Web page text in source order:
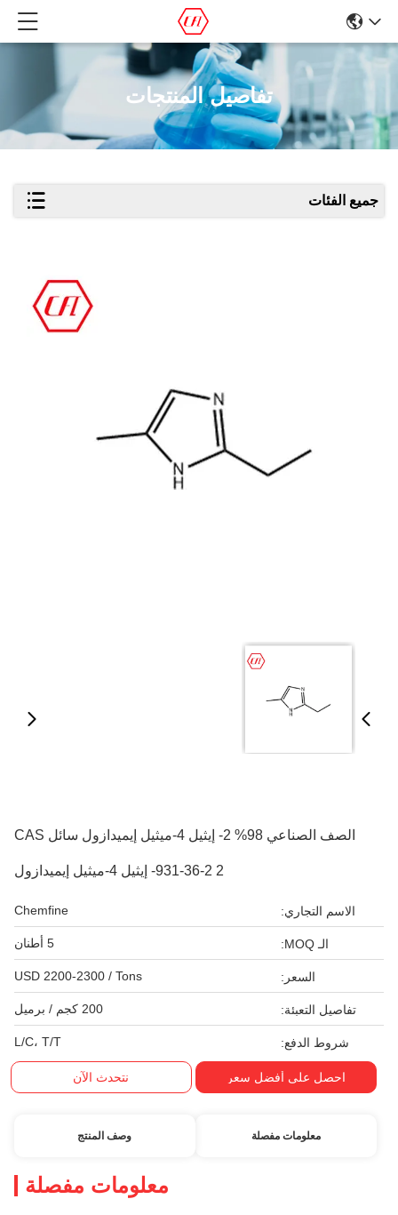
تفاصيل المنتجات
جميع الفئات
الصف الصناعي 98% 2- إيثيل 4-ميثيل إيميدازول سائل CAS
931-36-2 2- إيثيل 4-ميثيل إيميدازول
الاسم التجاري: Chemfine
الـ MOQ: 5 أطنان
السعر: USD 2200-2300 / Tons
تفاصيل التعبئة: 200 كجم / برميل
شروط الدفع: L/C، T/T
احصل على أفضل سعر نتحدث الآن
معلومات مفصلة وصف المنتج
معلومات مفصلة